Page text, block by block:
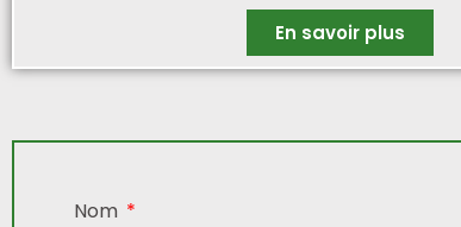
En savoir plus
Nom